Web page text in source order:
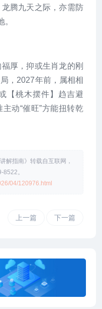
腾九天之际，亦需防
厚，抑或生肖龙的刚
，2027年前，属相相
【桃木摆件】趋吉避
动“催旺”方能扭转乾
解指南》转载自互联网，
。
04/120976.html
上一篇 下一篇